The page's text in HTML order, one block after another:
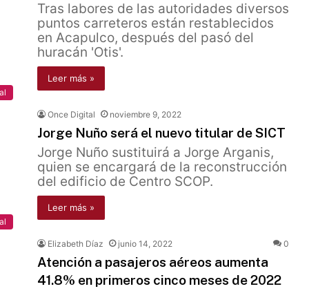
Tras labores de las autoridades diversos
puntos carreteros están restablecidos
en Acapulco, después del pasó del
huracán 'Otis'.
Leer más »
Once Digital noviembre 9, 2022
Jorge Nuño será el nuevo titular de SICT
Jorge Nuño sustituirá a Jorge Arganis,
quien se encargará de la reconstrucción
del edificio de Centro SCOP.
Leer más »
Elizabeth Díaz junio 14, 2022 0
Atención a pasajeros aéreos aumenta
41.8% en primeros cinco meses de 2022